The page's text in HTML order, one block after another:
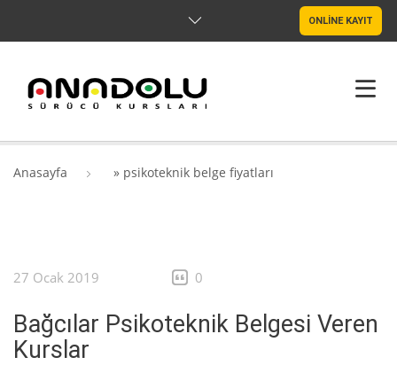
ONLİNE KAYIT
SRC & PSIKOTEKNIK
BLOG
Anasayfa » psikoteknik belge fiyatları
27 Ocak 2019 0
Bağcılar Psikoteknik Belgesi Veren
Kurslar